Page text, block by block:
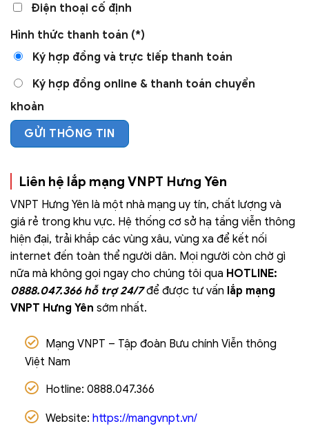
Điện thoại cố định
Hình thức thanh toán (*)
Ký hợp đồng và trực tiếp thanh toán
Ký hợp đồng online & thanh toán chuyển
khoản
Liên hệ lắp mạng VNPT Hưng Yên
VNPT Hưng Yên là một nhà mạng uy tín, chất lượng và
giá rẻ trong khu vực. Hệ thống cơ sở hạ tầng viễn thông
hiện đại, trải khắp các vùng xâu, vùng xa để kết nối
internet đến toàn thể người dân. Mọi người còn chờ gì
nữa mà không gọi ngay cho chúng tôi qua HOTLINE:
0888.047.366 hỗ trợ 24/7để được tư vấn lắp mạng
VNPT Hưng Yên sớm nhất.
Mạng VNPT – Tập đoàn Bưu chính Viễn thông
Việt Nam
Hotline: 0888.047.366
Website: https://mangvnpt.vn/